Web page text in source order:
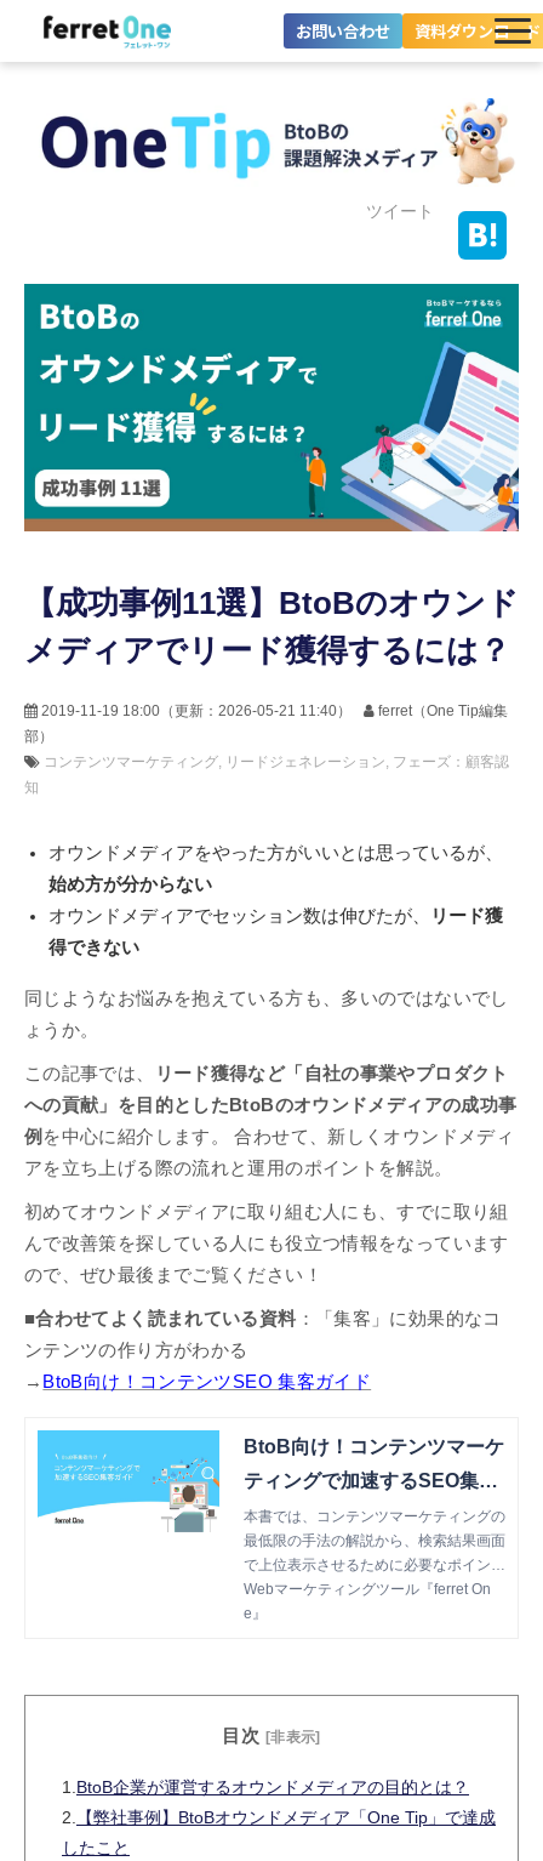
お問い合わせ 資料ダウンロード
ツール・機能一覧
セミナー
お役立ち情報
ツイート
【成功事例11選】BtoBのオウンド
メディアでリード獲得するには？
2019-11-19 18:00 （更新： 2026-05-21 11:40）
ferret（One Tip編集
部）
コンテンツマーケティング
リードジェネレーション フェーズ：顧客認
知
オウンドメディアをやった方がいいとは思っているが、
始め方が分からない
オウンドメディアでセッション数は伸びたが、
リード獲
得できない
同じようなお悩みを抱えている方も、多いのではないでし
ょうか。
この記事では、
リード獲得など「自社の事業やプロダクト
への貢献」を目的としたBtoBのオウンドメディアの成功事
例 を中心に紹介します。 合わせて、新しくオウンドメディ
アを立ち上げる際の流れと運用のポイントを解説。
初めてオウンドメディアに取り組む人にも、すでに取り組
んで改善策を探している人にも役立つ情報をなっています
ので、ぜひ最後までご覧ください！
■合わせてよく読まれている資料 ：「集客」に効果的なコ
ンテンツの作り方がわかる
→ BtoB向け！コンテンツSEO 集客ガイド
BtoB向け！コンテンツマーケ
ティングで加速するSEO集客
ガイド
本書では、コンテンツマーケティングの
最低限の手法の解説から、検索結果画面
で上位表示させるために必要なポイント
を解説します。
Webマーケティングツール『ferret On
e』
目次 [非表示]
1. BtoB企業が運営するオウンドメディアの目的とは？
2.
【弊社事例】BtoBオウンドメディア「One Tip」で達成
したこと